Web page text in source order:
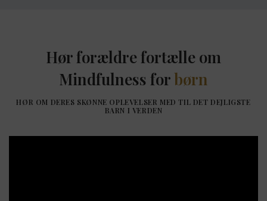
Hør forældre fortælle om
Mindfulness forbørn
HØR OM DERES SKØNNE OPLEVELSER MED TIL DET DEJLIGSTE
BARN I VERDEN